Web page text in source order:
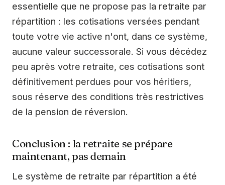
essentielle que ne propose pas la retraite par
répartition : les cotisations versées pendant
toute votre vie active n'ont, dans ce système,
aucune valeur successorale. Si vous décédez
peu après votre retraite, ces cotisations sont
définitivement perdues pour vos héritiers,
sous réserve des conditions très restrictives
de la pension de réversion.
Conclusion : la retraite se prépare
maintenant, pas demain
Le système de retraite par répartition a été